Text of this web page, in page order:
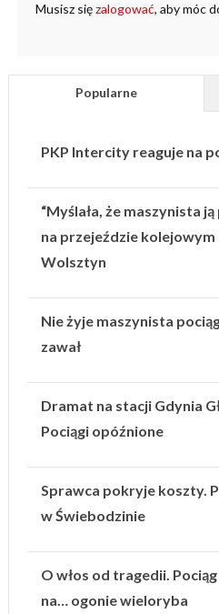
Musisz sięzalogować, aby móc
Popularne
PKP Intercity reaguje na
“Myślała, że maszynista
na przejeździe kolejowym
Wolsztyn
Nie żyje maszynista
zawał
Dramat na stacji Gdynia
Pociągi opóźnione
Sprawca pokryje koszty.
w Świebodzinie
O włos od tragedii.
na… ogonie wieloryba